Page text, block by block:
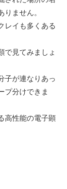
ません。
レイも多くある
で見てみましょ
子が連なりあっ
プ分けできま
高性能の電子顕